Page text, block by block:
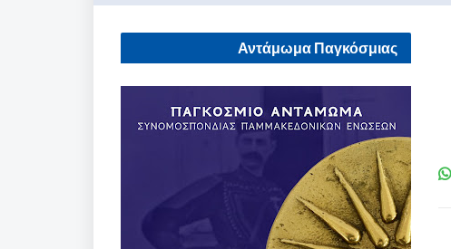
Αντάμωμα Παγκόσμιας
Συνομοσπονδίας Παμμακεδονικών
Ενώσεων